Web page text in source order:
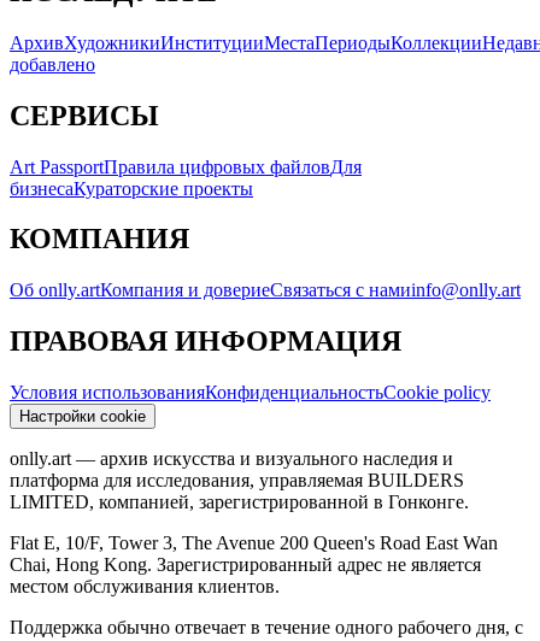
АрхивХудожникиИнституцииМестаПериодыКоллекции
добавлено
СЕРВИСЫ
Art PassportПравила цифровых файловДля
бизнесаКураторские проекты
КОМПАНИЯ
Об onlly.artКомпания и довериеСвязаться с намиinfo@onlly.art
ПРАВОВАЯ ИНФОРМАЦИЯ
Условия использованияКонфиденциальностьCookie policy
Настройки cookie
onlly.art — архив искусства и визуального наследия и
платформа для исследования, управляемая BUILDERS
LIMITED, компанией, зарегистрированной в Гонконге.
Flat E, 10/F, Tower 3, The Avenue 200 Queen's Road East Wan
Chai, Hong Kong. Зарегистрированный адрес не является
местом обслуживания клиентов.
Поддержка обычно отвечает в течение одного рабочего дня, с